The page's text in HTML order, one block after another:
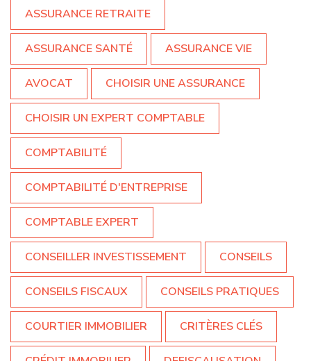
ASSURANCE RETRAITE
ASSURANCE SANTÉ ASSURANCE VIE
AVOCAT CHOISIR UNE ASSURANCE
CHOISIR UN EXPERT COMPTABLE
COMPTABILITÉ
COMPTABILITÉ D'ENTREPRISE
COMPTABLE EXPERT
CONSEILLER INVESTISSEMENT CONSEILS
CONSEILS FISCAUX CONSEILS PRATIQUES
COURTIER IMMOBILIER CRITÈRES CLÉS